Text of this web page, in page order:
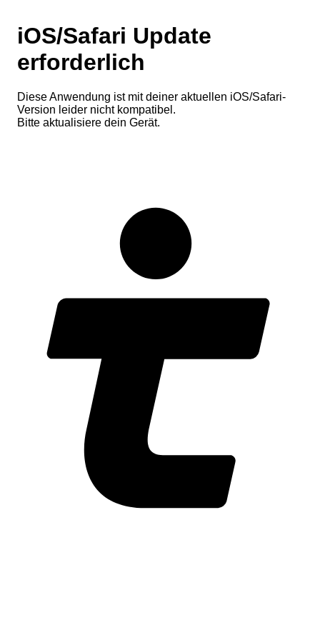
iOS/Safari Update
erforderlich
Diese Anwendung ist mit deiner aktuellen iOS/Safari-
Version leider nicht kompatibel.
Bitte aktualisiere dein Gerät.